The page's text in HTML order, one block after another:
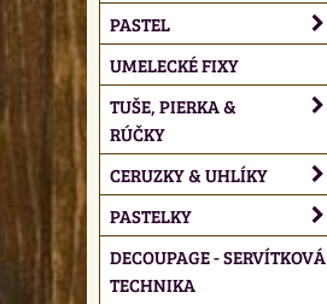
PASTEL
UMELECKÉ FIXY
TUŠE, PIERKA &
RÚČKY
CERUZKY & UHLÍKY
PASTELKY
DECOUPAGE - SERVÍTKOVÁ
TECHNIKA